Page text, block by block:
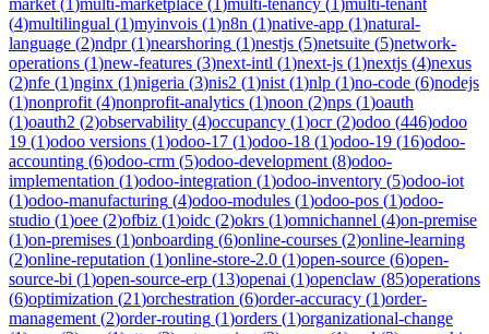
(4)multilingual (1)myinvois (1)n8n (1)native-app (1)natural-
language (2)ndpr(1)nearshoring (1)nestjs (5)netsuite (5)network-
operations (1)new-features (3)next-intl (1)next-js (1)nextjs (4)nexus
(2)nfe (1)nginx (1)nigeria (3)nis2 (1)nist (1)nlp (1)no-code (6)nodejs
(1)nonprofit (4)nonprofit-analytics (1)noon (2)nps (1)oauth
(1)oauth2 (2)observability (4)occupancy (1)ocr(2)odoo (446)odoo
19 (1)odoo versions (1)odoo-17 (1)odoo-18 (1)odoo-19 (16)odoo-
accounting (6)odoo-crm (5)odoo-development (8)odoo-
implementation (1)odoo-integration (1)odoo-inventory (5)odoo-iot
(1)odoo-manufacturing (4)odoo-modules (1)odoo-pos (1)odoo-
studio (1)oee (2)ofbiz (1)oidc (2)okrs (1)omnichannel (4)on-premise
(1)on-premises (1)onboarding (6)online-courses (2)online-learning
(2)online-reputation (1)online-store-2.0 (1)open-source (6)open-
source-bi (1)open-source-erp (13)openai (1)openclaw (85)operations
(6)optimization (21)orchestration (6)order-accuracy (1)order-
management (2)order-routing (1)orders (1)organizational-change